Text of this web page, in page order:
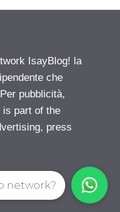
IsayBlog! la
che
pubblicità,
is part of the
press
network?